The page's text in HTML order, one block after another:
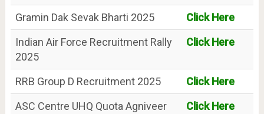
Gramin Dak Sevak Bharti 2025
Click Here
Indian Air Force Recruitment Rally
2025
Click Here
RRB Group D Recruitment 2025
Click Here
ASC Centre UHQ Quota Agniveer
Click Here